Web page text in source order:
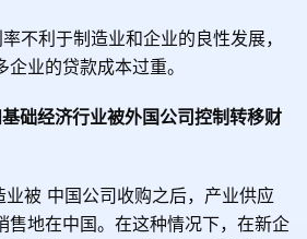
不利于制造业和企业的良性发展，
业的贷款成本过重。
础经济行业被外国公司控制转移财
业被 中国公司收购之后，产业供应
售地在中国。在这种情况下，在新企